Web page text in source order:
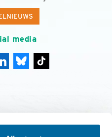
media